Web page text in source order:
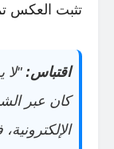
تثبت العكس
اقتباس: "لا
كان عبر